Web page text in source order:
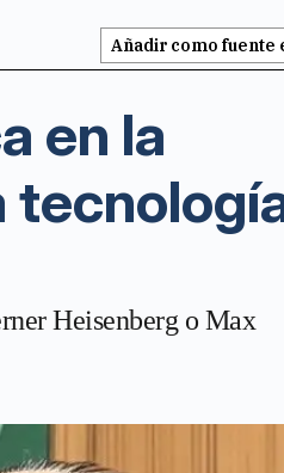
Añadir como fuente
en la
Heisenberg o Max